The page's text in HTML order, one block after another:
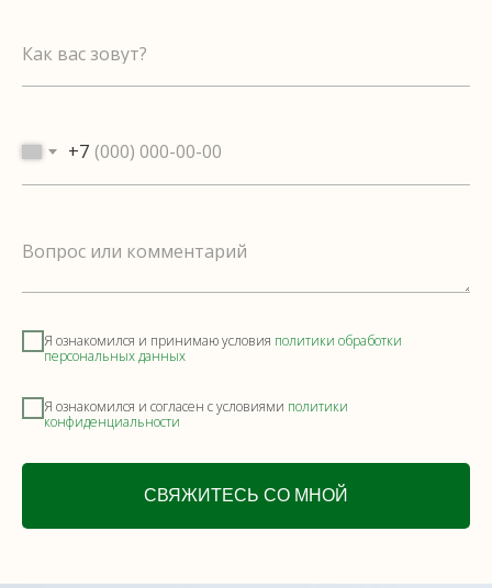
Как вас зовут?
+7
Вопрос или комментарий
Я ознакомился и принимаю условия политики обработки
персональных данных
Я ознакомился и согласен с условиями политики
конфиденциальности
СВЯЖИТЕСЬ СО МНОЙ